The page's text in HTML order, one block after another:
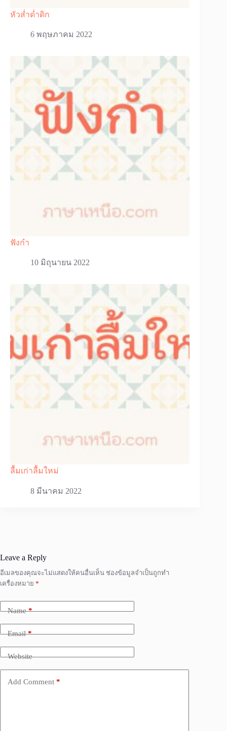
หัวส่ำด่ำดิก
6 พฤษภาคม 2022
ฟังกํา
10 มิถุนายน 2022
ลื้มเก่าลื้มใหม่
8 มีนาคม 2022
Leave a Reply
อีเมลของคุณจะไม่แสดงให้คนอื่นเห็น ช่องข้อมูลจำเป็นถูกทำ
เครื่องหมาย *
Name*
Email*
Website
Add Comment *